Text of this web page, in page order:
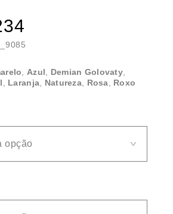
Azul Demian Golovaty,
Laranja Natureza, Rosa Roxo